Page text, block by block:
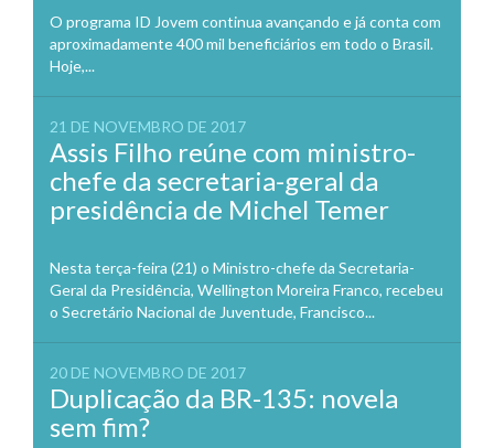
O programa ID Jovem continua avançando e já conta com
aproximadamente 400 mil beneficiários em todo o Brasil.
Hoje,...
21 DE NOVEMBRO DE 2017
Assis Filho reúne com ministro-
chefe da secretaria-geral da
presidência de Michel Temer
Nesta terça-feira (21) o Ministro-chefe da Secretaria-
Geral da Presidência, Wellington Moreira Franco, recebeu
o Secretário Nacional de Juventude, Francisco...
20 DE NOVEMBRO DE 2017
Duplicação da BR-135: novela
sem fim?